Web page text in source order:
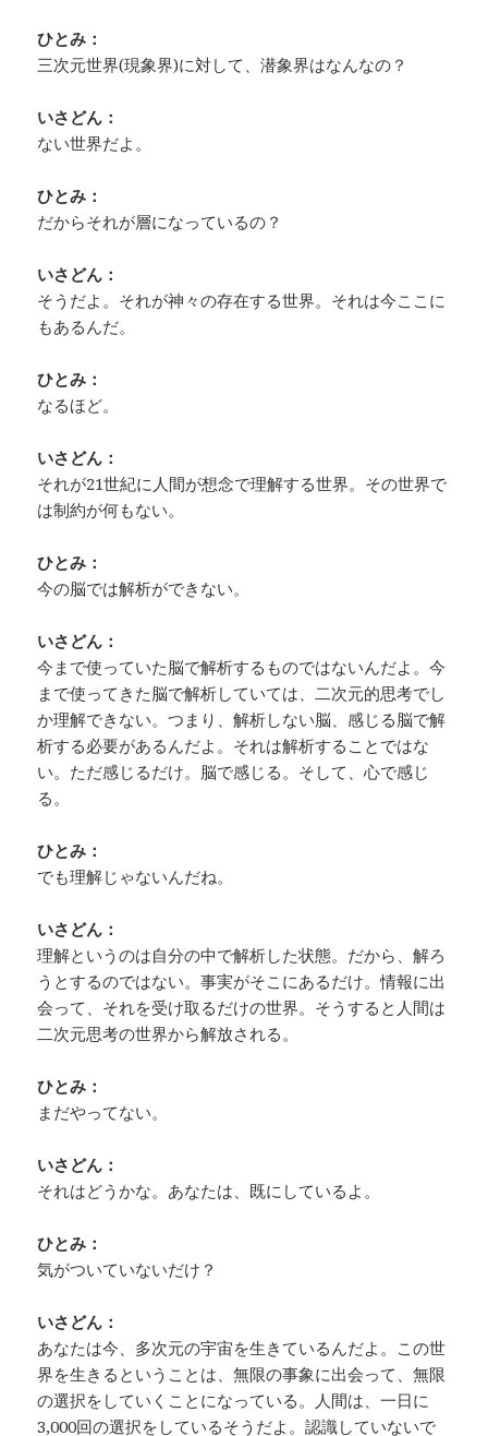
ひとみ：
三次元世界(現象界)に対して、潜象界はなんなの？
いさどん：
ない世界だよ。
ひとみ：
だからそれが層になっているの？
いさどん：
そうだよ。それが神々の存在する世界。それは今ここに
もあるんだ。
ひとみ：
なるほど。
いさどん：
それが21世紀に人間が想念で理解する世界。その世界で
は制約が何もない。
ひとみ：
今の脳では解析ができない。
いさどん：
今まで使っていた脳で解析するものではないんだよ。今
まで使ってきた脳で解析していては、二次元的思考でし
か理解できない。つまり、解析しない脳、感じる脳で解
析する必要があるんだよ。それは解析することではな
い。ただ感じるだけ。脳で感じる。そして、心で感じ
る。
ひとみ：
でも理解じゃないんだね。
いさどん：
理解というのは自分の中で解析した状態。だから、解ろ
うとするのではない。事実がそこにあるだけ。情報に出
会って、それを受け取るだけの世界。そうすると人間は
二次元思考の世界から解放される。
ひとみ：
まだやってない。
いさどん：
それはどうかな。あなたは、既にしているよ。
ひとみ：
気がついていないだけ？
いさどん：
あなたは今、多次元の宇宙を生きているんだよ。この世
界を生きるということは、無限の事象に出会って、無限
の選択をしていくことになっている。人間は、一日に
3,000回の選択をしているそうだよ。認識していないで